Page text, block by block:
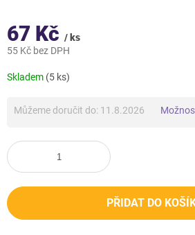
67 Kč / ks
55 Kč bez DPH
cena:
Skladem (5 ks)
Můžeme doručit do: 11.8.2026
PŘIDAT DO